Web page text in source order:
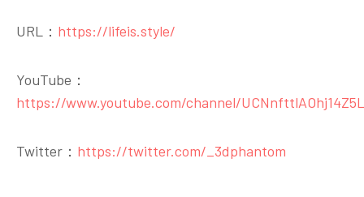
URL： https://lifeis.style/
YouTube：
https://www.youtube.com/channel/
Twitter： https://twitter.com/_3dphantom